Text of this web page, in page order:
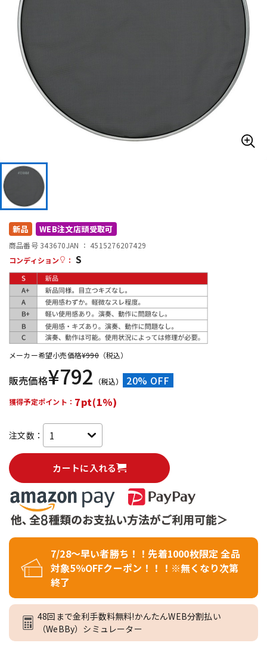
エフェクター
配信/ライブ機器
中古
新品 WEB注文店頭受取可
商品番号 343670JAN ： 4515276207429
コンディション
： S
メーカー希望小売価格¥990（税込）
販売価格¥792 （税込） 20% OFF
獲得予定ポイント： 7pt(1%)
注文数：
カートに入れる
7/28～早い者勝ち！！先着1000枚限定 全品
対象5％OFFクーポン！！！※無くなり次第
終了
48回まで金利手数料無料!かんたんWEB分割払い
（WeBBy）シミュレーター